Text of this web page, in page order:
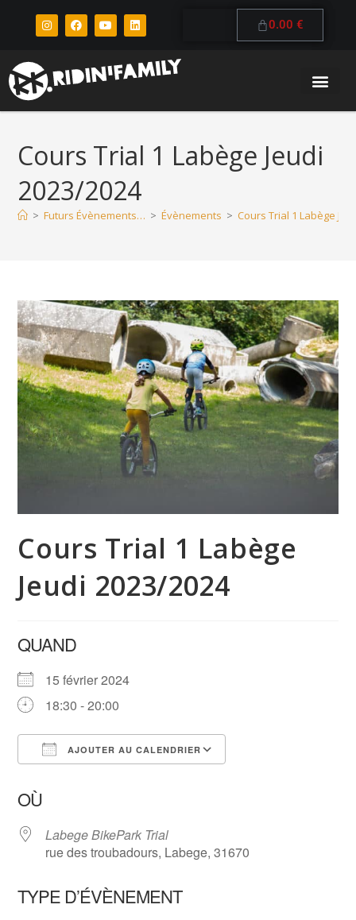
0.00 €
Cours Trial 1 Labège Jeudi
2023/2024
> Futurs Évènements… > Évènements > Cours Trial 1 Labège
Cours Trial 1 Labège
Jeudi 2023/2024
QUAND
15 février 2024
18:30 - 20:00
AJOUTER AU CALENDRIER
OÙ
Labege BikePark Trial
rue des troubadours, Labege, 31670
TYPE D’ÉVÈNEMENT